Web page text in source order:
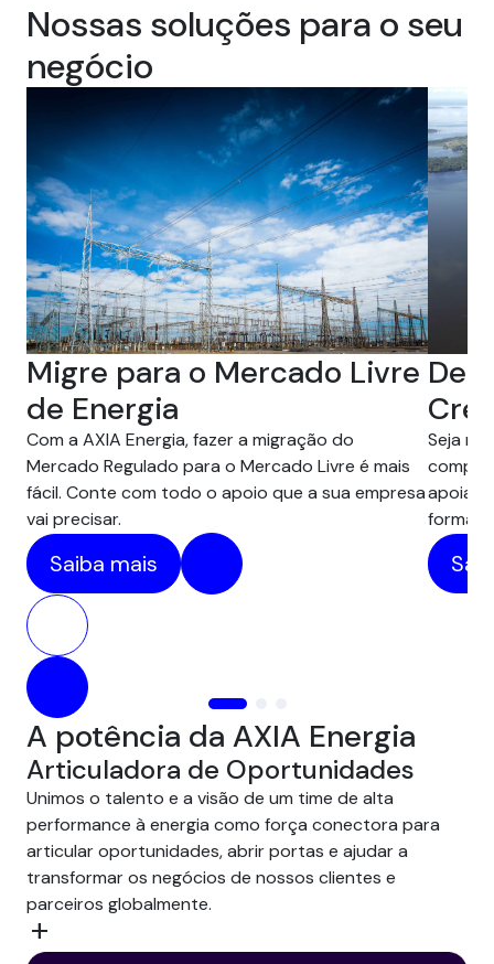
Nossas soluções para o seu
negócio
Migre para o Mercado Livre
de Energia
Com a AXIA Energia, fazer a migração do
Mercado Regulado para o Mercado Livre é mais
fácil. Conte com todo o apoio que a sua empresa
vai precisar.
Saiba mais
Seja
apoiam
forma
A potência da AXIA Energia
Articuladora de Oportunidades
Unimos o talento e a visão de um time de alta
performance à energia como força conectora para
articular oportunidades, abrir portas e ajudar a
transformar os negócios de nossos clientes e
parceiros globalmente.
add